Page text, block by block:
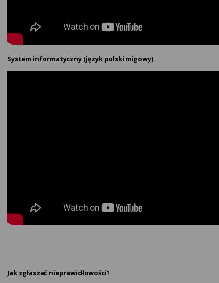
System informatyczny (język polski migowy)
Jak zgłaszać nieprawidłowości?